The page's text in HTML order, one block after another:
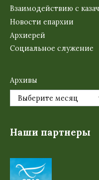
Взаимодействию с
Новости епархии
Архиерей
Социальное служение
Архивы
Наши партнеры